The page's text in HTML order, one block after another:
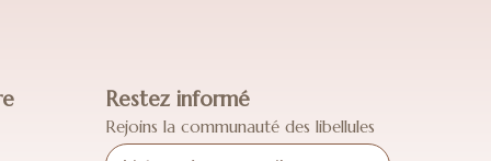
Restez informé
Rejoins la communauté des libellules